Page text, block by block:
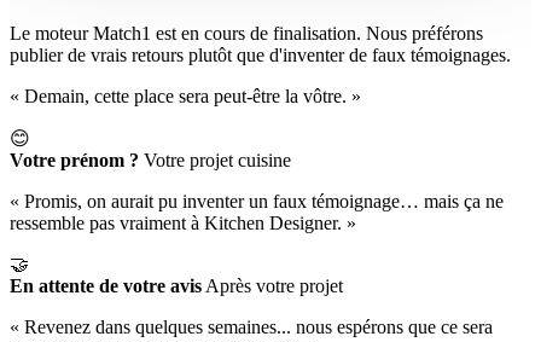
Le moteur Match1 est en cours de finalisation. Nous préférons
publier de vrais retours plutôt que d'inventer de faux témoignages.
« Demain, cette place sera peut-être la vôtre. »
😊
Votre prénom ? Votre projet cuisine
« Promis, on aurait pu inventer un faux témoignage… mais ça ne
ressemble pas vraiment à Kitchen Designer. »
🤝
En attente de votre avis Après votre projet
« Revenez dans quelques semaines... nous espérons que ce sera